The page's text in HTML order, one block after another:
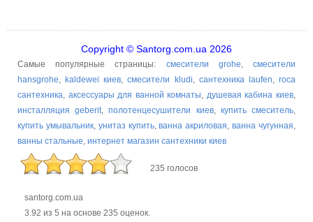
Copyright © Santorg.com.ua 2026
Самые популярные страницы: смесители grohe,смесители
hansgrohe, kaldewei киев,смесители kludi, сантехника laufen,roca
сантехника, аксессуары для ванной комнаты, душевая кабина киев,
инсталляция geberit,полотенцесушители киев, купить смеситель,
купить умывальник, унитаз купить,ванна акриловая,ванна чугунная,
ванны стальные, интернет магазин сантехники киев
235 голосов
santorg.com.ua
3.92 из 5 на основе 235 оценок.